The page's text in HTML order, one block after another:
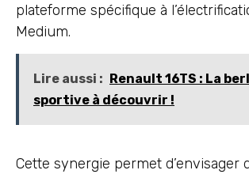
plateforme spécifique à
Medium.
Lire aussi :
Renault 16TS : La
sportive à découvrir !
Cette synergie permet d’envisager